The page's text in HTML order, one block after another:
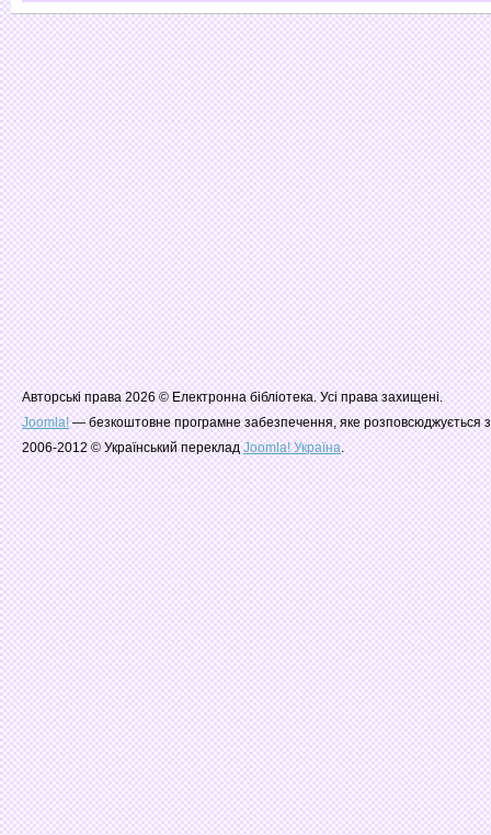
Авторські права 2026 © Електронна бібліотека. Усі права захищені.
Joomla!— безкоштовне програмне забезпечення, яке розповсюджується
2006-2012 © Український перекладJoomla! Україна.